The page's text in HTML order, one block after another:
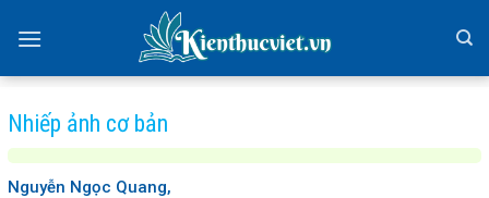
Nhiếp ảnh cơ bản
Nguyễn Ngọc Quang,